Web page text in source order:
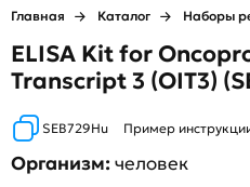
Главная Каталог Наборы
ELISA Kit for
Transcript 3 (OIT3)
SEB729Hu Пример
Организм:человек